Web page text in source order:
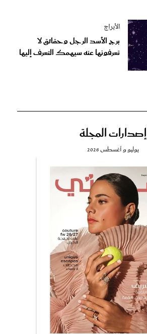
الأبراج
برج الأسد الرجل وحقائق لا
تعرفونها عنه سيهمك التعرف إليها
إصدارات المجلة
يوليو و أغسطس 2026